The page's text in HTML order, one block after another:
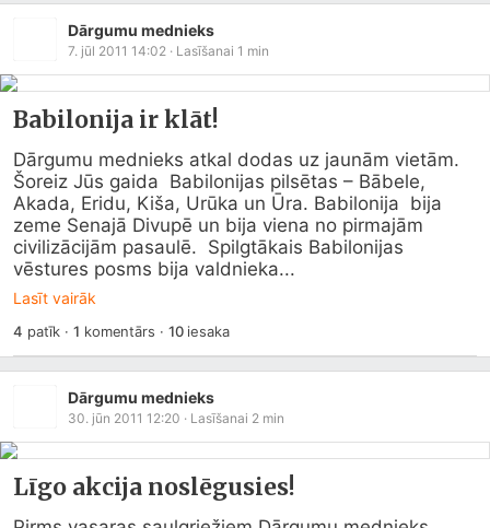
Dārgumu mednieks
7. jūl 2011 14:02 · Lasīšanai 1 min
Babilonija ir klāt!
Dārgumu mednieks atkal dodas uz jaunām vietām.
Šoreiz Jūs gaida  Babilonijas pilsētas – Bābele,
Akada, Eridu, Kiša, Urūka un Ūra. Babilonija  bija
zeme Senajā Divupē un bija viena no pirmajām
civilizācijām pasaulē.  Spilgtākais Babilonijas
vēstures posms bija valdnieka...
Lasīt vairāk
4 patīk ·1 komentārs · 10iesaka
Dārgumu mednieks
30. jūn 2011 12:20 · Lasīšanai 2 min
Līgo akcija noslēgusies!